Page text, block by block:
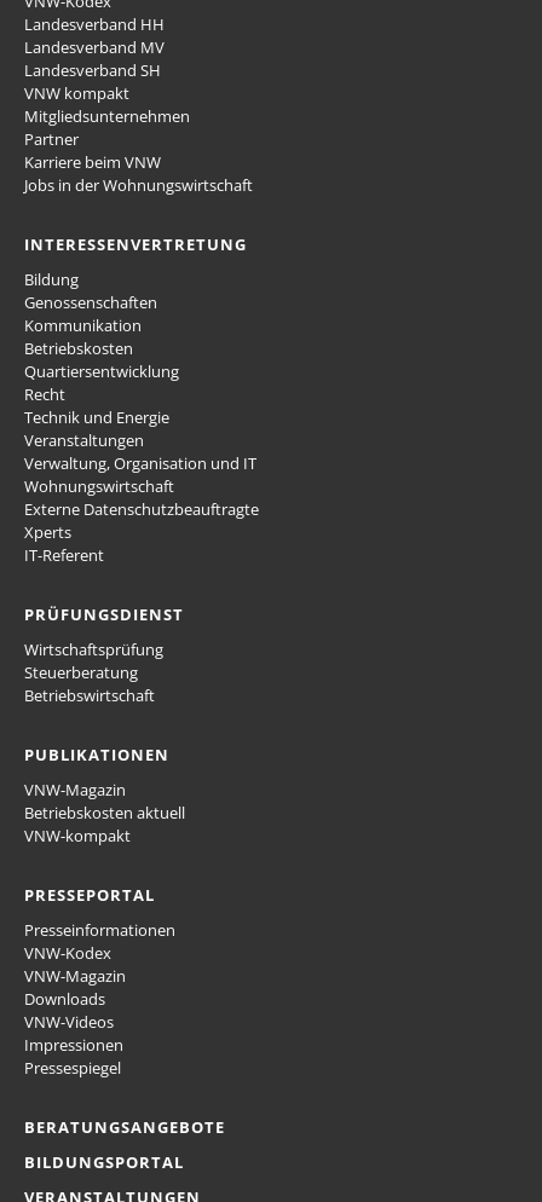
Landesverband HH
Landesverband MV
Landesverband SH
VNW kompakt
Mitgliedsunternehmen
Partner
Karriere beim VNW
Jobs in der Wohnungswirtschaft
INTERESSENVERTRETUNG
Bildung
Genossenschaften
Kommunikation
Betriebskosten
Quartiersentwicklung
Recht
Technik und Energie
Veranstaltungen
Verwaltung, Organisation und IT
Wohnungswirtschaft
Externe Datenschutzbeauftragte
Xperts
IT-Referent
PRÜFUNGSDIENST
Wirtschaftsprüfung
Steuerberatung
Betriebswirtschaft
PUBLIKATIONEN
VNW-Magazin
Betriebskosten aktuell
VNW-kompakt
PRESSEPORTAL
Presseinformationen
VNW-Kodex
VNW-Magazin
Downloads
VNW-Videos
Impressionen
Pressespiegel
BERATUNGSANGEBOTE
BILDUNGSPORTAL
VERANSTALTUNGEN